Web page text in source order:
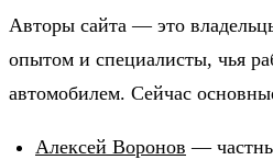
Авторы сайта — это
опытом и специалисты, чья
автомобилем. Сейчас
Алексей Воронов —